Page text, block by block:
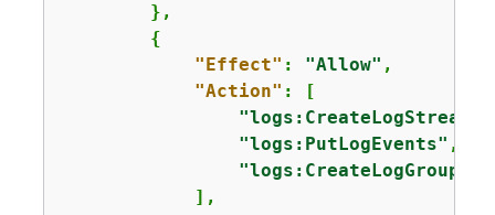
        },
{
"Effect" : "Allow" ,
"Action" : [
"logs:CreateLogStream"
"logs:PutLogEvents" ,
"logs:CreateLogGroup"
            ],